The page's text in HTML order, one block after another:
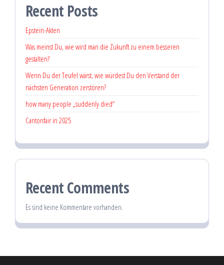
Recent Posts
Epstein-Akten
Was meinst Du, wie wird man die Zukunft zu einem besseren
gestalten?
Wenn Du der Teufel wärst, wie würdest Du den Verstand der
nächsten Generation zerstören?
how many people „suddenly died“
Cantonfair in 2025
Recent Comments
Es sind keine Kommentare vorhanden.